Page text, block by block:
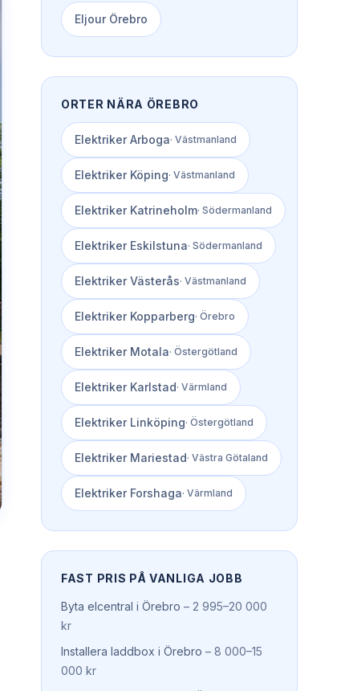
Eljour Örebro
ORTER NÄRA ÖREBRO
Elektriker Arboga· Västmanland
Elektriker Köping· Västmanland
Elektriker Katrineholm· Södermanland
Elektriker Eskilstuna· Södermanland
Elektriker Västerås· Västmanland
Elektriker Kopparberg· Örebro
Elektriker Motala· Östergötland
Elektriker Karlstad· Värmland
Elektriker Linköping· Östergötland
Elektriker Mariestad· Västra Götaland
Elektriker Forshaga· Värmland
FAST PRIS PÅ VANLIGA JOBB
Byta elcentral i Örebro – 2 995–20 000
kr
Installera laddbox i Örebro – 8 000–15
000 kr